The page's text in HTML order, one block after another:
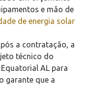
e mão de
de energia solar
a contratação, a
técnico do
AL para
garante que a